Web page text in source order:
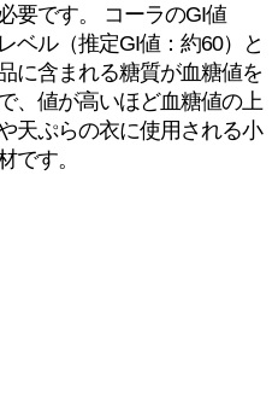
要です。 コーラのGI値
ベル（推定GI値：約60）と
に含まれる糖質が血糖値を
、値が高いほど血糖値の上
天ぷらの衣に使用される小
です。